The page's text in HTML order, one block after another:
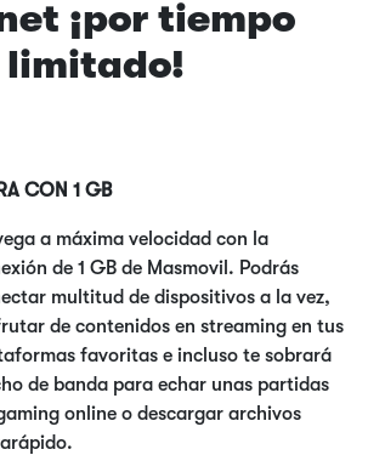
¡por tiempo
limitado!
CON 1 GB
a máxima velocidad con la
de 1 GB de Masmovil. Podrás
multitud de dispositivos a la vez,
de contenidos en streaming en tus
favoritas e incluso te sobrará
de banda para echar unas partidas
online o descargar archivos